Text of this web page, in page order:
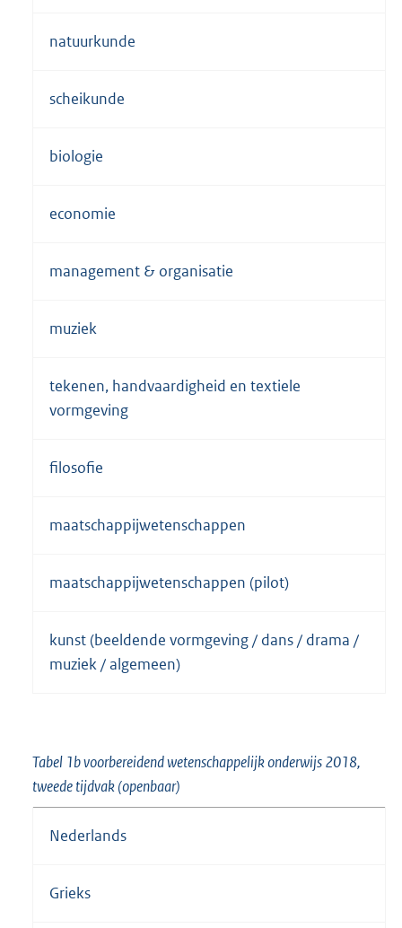
natuurkunde
scheikunde
biologie
economie
management & organisatie
muziek
tekenen, handvaardigheid en textiele
vormgeving
filosofie
maatschappijwetenschappen
maatschappijwetenschappen (pilot)
kunst (beeldende vormgeving / dans / drama /
muziek / algemeen)
Tabel 1b voorbereidend wetenschappelijk onderwijs 2018,
tweede tijdvak (openbaar)
Nederlands
Grieks